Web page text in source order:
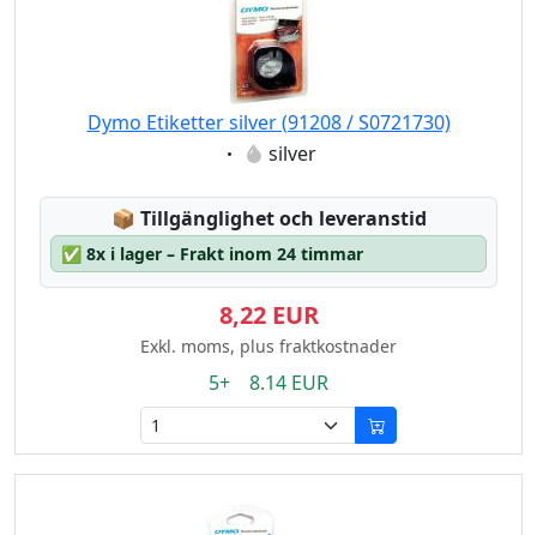
Dymo Etiketter silver (91208 / S0721730)
Eigenschaft:
silver
📦 Lagerstatus:
Tillgänglighet och leveranstid
✅ 8x i lager – Frakt inom 24 timmar
8,22 EUR
Exkl. moms, plus fraktkostnader
5+ 8.14 EUR